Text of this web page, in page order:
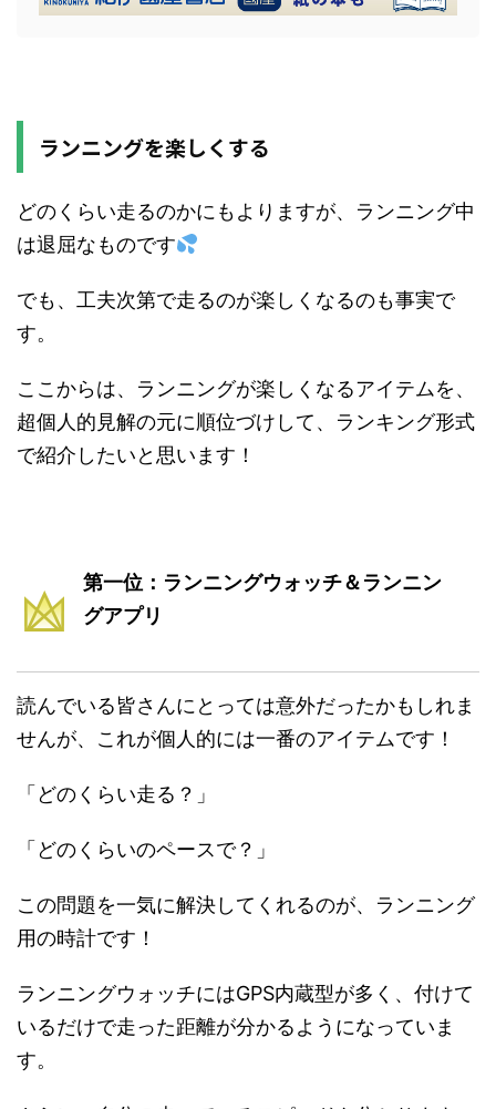
ランニングを楽しくする
どのくらい走るのかにもよりますが、ランニング中
は退屈なものです
でも、工夫次第で走るのが楽しくなるのも事実で
す。
ここからは、ランニングが楽しくなるアイテムを、
超個人的見解の元に順位づけして、ランキング形式
で紹介したいと思います！
第一位：ランニングウォッチ＆ランニン
グアプリ
読んでいる皆さんにとっては意外だったかもしれま
せんが、これが個人的には一番のアイテムです！
「どのくらい走る？」
「どのくらいのペースで？」
この問題を一気に解決してくれるのが、ランニング
用の時計です！
ランニングウォッチにはGPS内蔵型が多く、付けて
いるだけで走った距離が分かるようになっていま
す。